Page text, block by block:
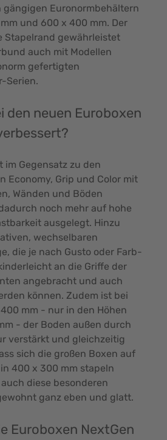
gängigen Euronormbehältern
und 600 x 400 mm. Der
Stapelrand gewährleistet
auch mit Modellen
gefertigten
Serien.
den neuen Euroboxen
im Gegensatz zu den
Economy, Grip und Color mit
Wänden und Böden
noch mehr auf hohe
ausgelegt. Hinzu
wechselbaren
die je nach Gusto oder Farb-
an die Griffe der
angebracht und auch
können. Zudem ist bei
mm - nur in den Höhen
- der Boden außen durch
verstärkt und gleichzeitig
sich die großen Boxen auf
400 x 300 mm stapeln
diese besonderen
ganz eben und glatt.
Euroboxen NextGen